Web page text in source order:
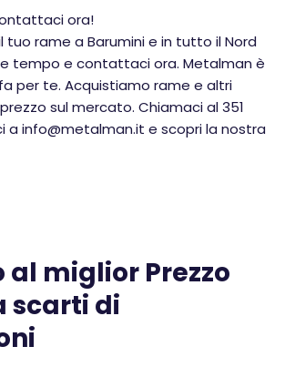
ora!
tuo rame a Barumini e in tutto il Nord
tempo e contattaci ora. Metalman è
per te. Acquistiamo rame e altri
sul mercato. Chiamaci al 351
a info@metalman.it e scopri la nostra
miglior Prezzo
scarti di